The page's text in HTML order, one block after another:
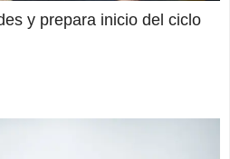
y prepara inicio del ciclo